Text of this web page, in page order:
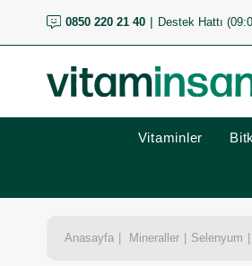
0850 220 21 40 Destek Hattı
Vitaminler
Anasayfa Mineraller Selenyum